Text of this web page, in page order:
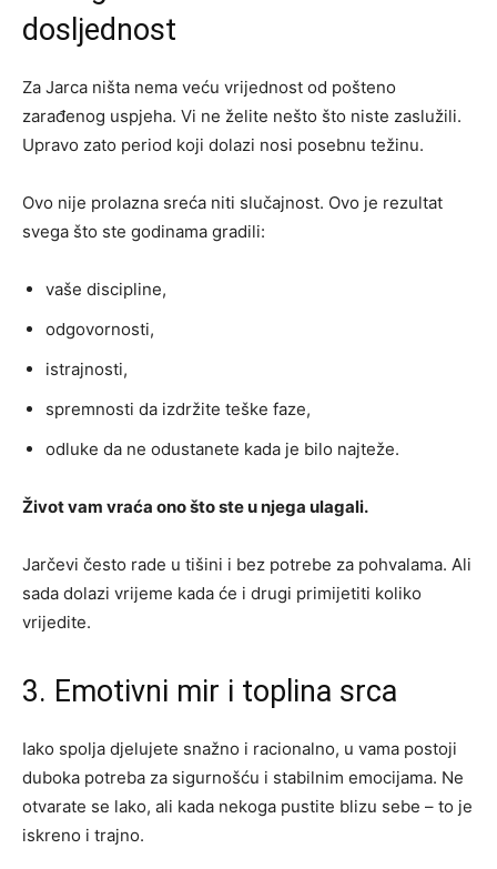
dosljednost
Za Jarca ništa nema veću vrijednost od pošteno
zarađenog uspjeha. Vi ne želite nešto što niste zaslužili.
Upravo zato period koji dolazi nosi posebnu težinu.
Ovo nije prolazna sreća niti slučajnost. Ovo je rezultat
svega što ste godinama gradili:
vaše discipline,
odgovornosti,
istrajnosti,
spremnosti da izdržite teške faze,
odluke da ne odustanete kada je bilo najteže.
Život vam vraća ono što ste u njega ulagali.
Jarčevi često rade u tišini i bez potrebe za pohvalama. Ali
sada dolazi vrijeme kada će i drugi primijetiti koliko
vrijedite.
3. Emotivni mir i toplina srca
Iako spolja djelujete snažno i racionalno, u vama postoji
duboka potreba za sigurnošću i stabilnim emocijama. Ne
otvarate se lako, ali kada nekoga pustite blizu sebe – to je
iskreno i trajno.